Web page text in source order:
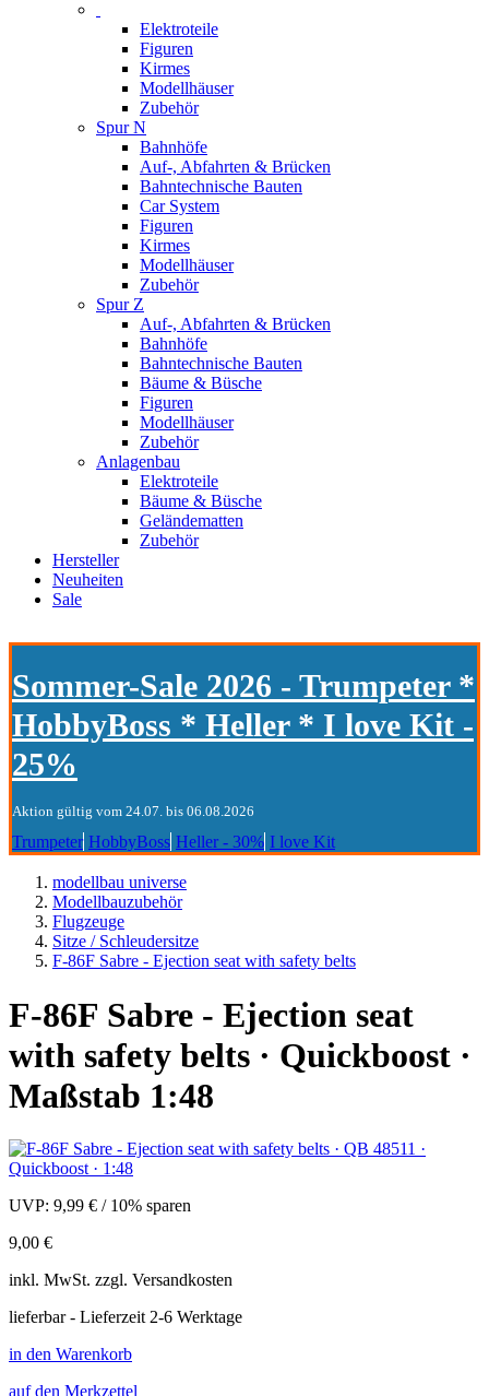
Elektroteile
Figuren
Kirmes
Modellhäuser
Zubehör
Spur N
Bahnhöfe
Auf-, Abfahrten & Brücken
Bahntechnische Bauten
Car System
Figuren
Kirmes
Modellhäuser
Zubehör
Spur Z
Auf-, Abfahrten & Brücken
Bahnhöfe
Bahntechnische Bauten
Bäume & Büsche
Figuren
Modellhäuser
Zubehör
Anlagenbau
Elektroteile
Bäume & Büsche
Geländematten
Zubehör
Hersteller
Neuheiten
Sale
Sommer-Sale 2026 - Trumpeter *
HobbyBoss * Heller * I love Kit -
25%
Aktion gültig vom 24.07. bis 06.08.2026
Trumpeter HobbyBoss Heller - 30% I love Kit
modellbau universe
Modellbauzubehör
Flugzeuge
Sitze / Schleudersitze
F-86F Sabre - Ejection seat with safety belts
F-86F Sabre - Ejection seat
with safety belts · Quickboost ·
Maßstab 1:48
UVP: 9,99 € / 10% sparen
9,00 €
inkl. MwSt. zzgl. Versandkosten
lieferbar - Lieferzeit 2-6 Werktage
in den Warenkorb
auf den Merkzettel